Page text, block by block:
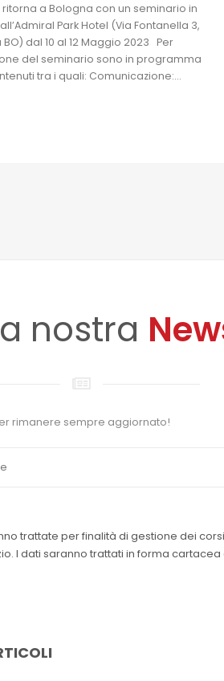
ritorna a Bologna con un seminario in
Park Hotel (Via Fontanella 3,
dal 10 al 12 Maggio 2023 Per
del seminario sono in programma
tra i quali: Comunicazione:...
nostra
rimanere sempre aggiornato!
trattate per finalità di gestione dei
I dati saranno trattati in forma